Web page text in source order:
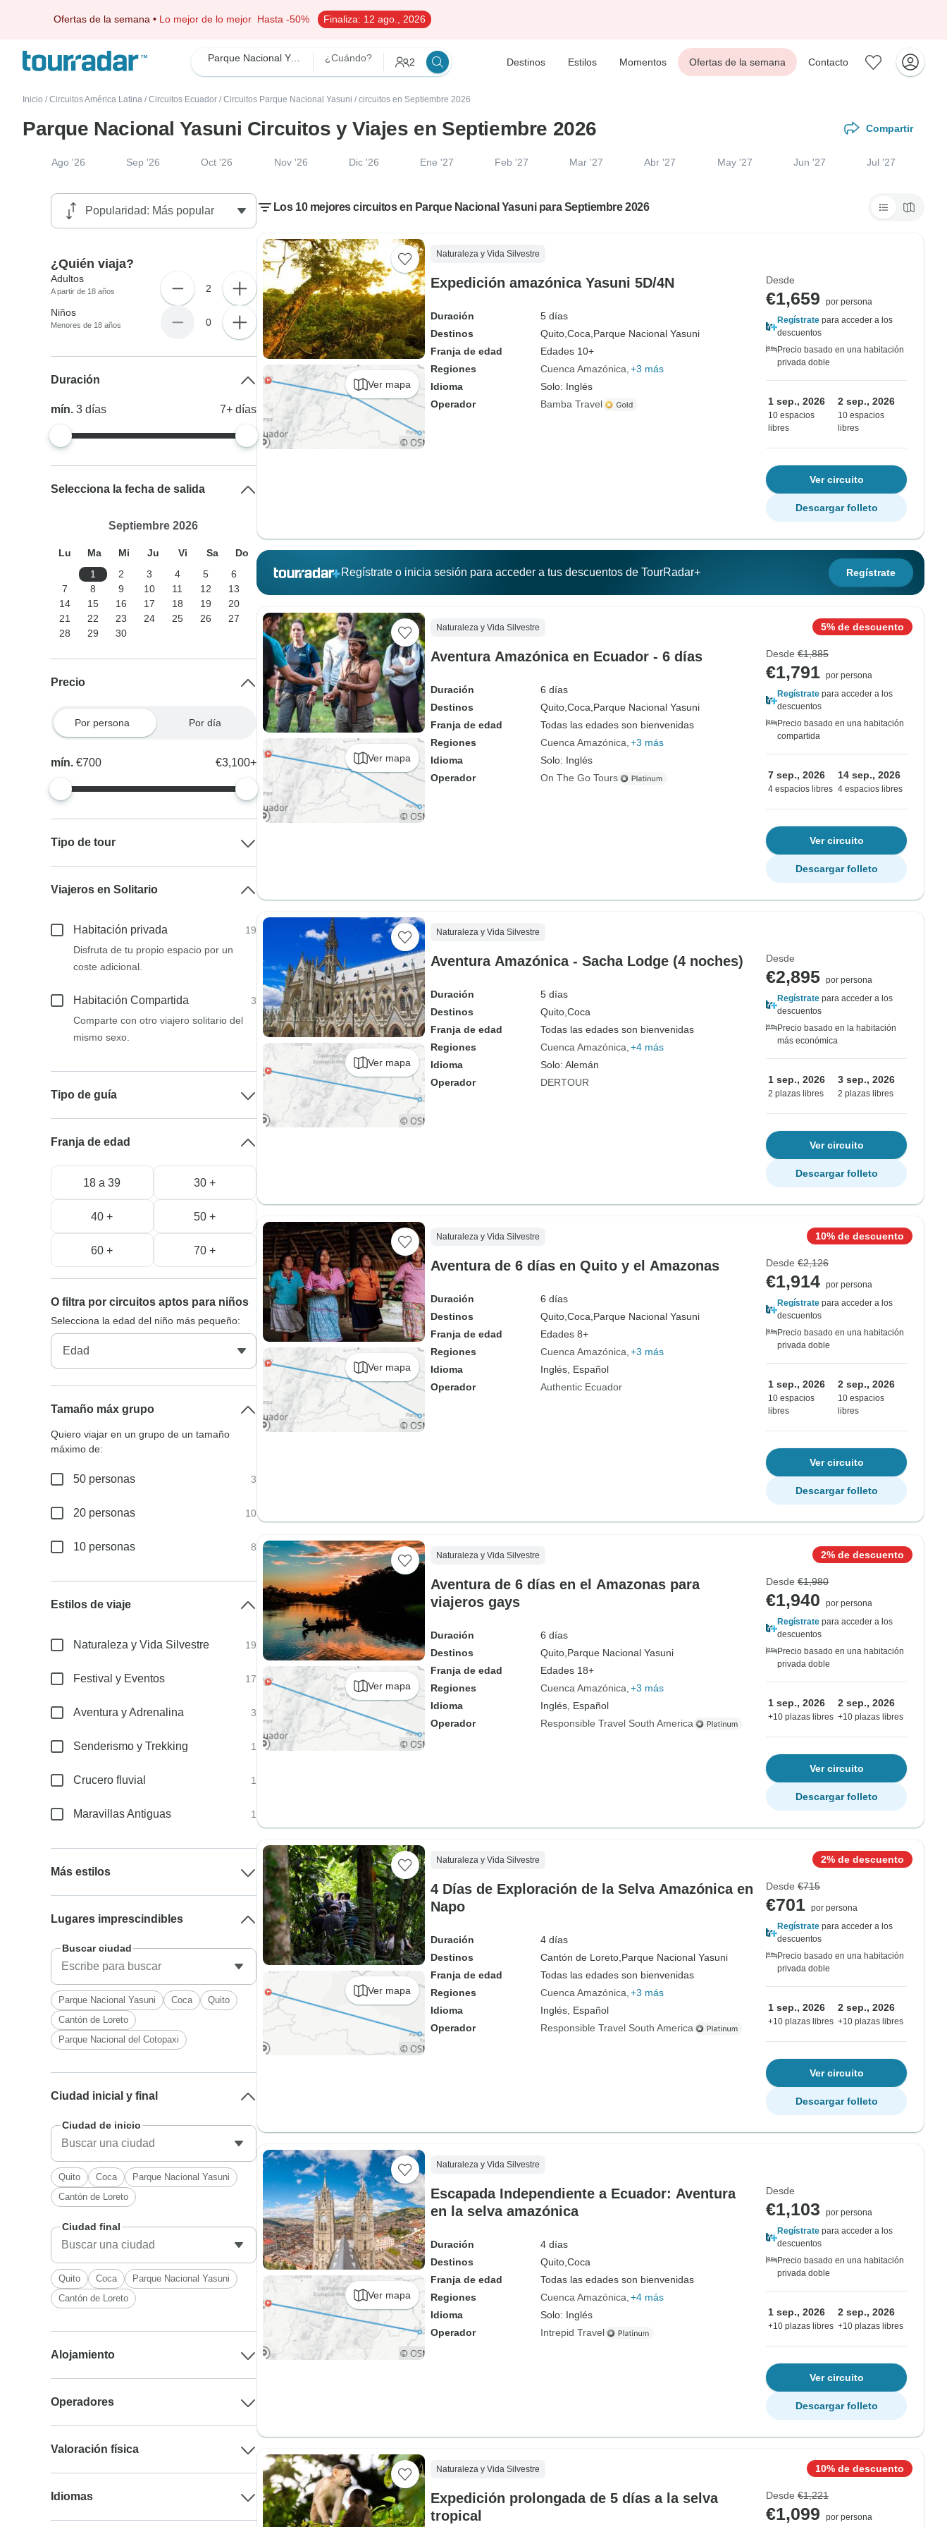
Ofertas de la semana • Lo mejor de lo mejor Hasta -50% Finaliza: 12 ago., 2026
Parque Nacional Yasuni ¿Cuándo? 2 Destinos Estilos Momentos Ofertas de la semana Contacto
Inicio / Circuitos América Latina / Circuitos Ecuador / Circuitos Parque Nacional Yasuni / circuitos en Septiembre 2026
Parque Nacional Yasuni Circuitos y Viajes en Septiembre 2026 Compartir
Ago '26 Sep '26 Oct '26 Nov '26 Dic '26 Ene '27 Feb '27 Mar '27 Abr '27 May '27 Jun '27 Jul '27
Los 10 mejores circuitos en Parque Nacional Yasuni para Septiembre 2026
Ver mapa
Naturaleza y Vida Silvestre
Expedición amazónica Yasuni 5D/4N
Duración
5 días
Destinos
Quito, Coca, Parque Nacional Yasuni
Franja de edad
Edades 10+
Regiones
Cuenca Amazónica +3 más
Idioma
Solo: Inglés
Operador
Bamba Travel
Desde
€1,659
por persona
Regístrate para acceder a los
descuentos
Precio basado en una habitación
privada doble
1 sep., 2026
10 espacios
libres
2 sep., 2026
10 espacios
libres
Ver circuito
Descargar folleto
Regístrate o inicia sesión para acceder a tus descuentos de TourRadar+ Regístrate
Ver mapa
Naturaleza y Vida Silvestre
Aventura Amazónica en Ecuador - 6 días
Duración
6 días
Destinos
Quito, Coca, Parque Nacional Yasuni
Franja de edad
Todas las edades son bienvenidas
Regiones
Cuenca Amazónica +3 más
Idioma
Solo: Inglés
Operador
On The Go Tours
5% de descuento
Desde €1,885
€1,791 por persona
Regístrate para acceder a los
descuentos
Precio basado en una habitación
compartida
7 sep., 2026
4 espacios libres
14 sep., 2026
4 espacios libres
Ver circuito
Descargar folleto
Ver mapa
Naturaleza y Vida Silvestre
Aventura Amazónica - Sacha Lodge (4 noches)
Duración
5 días
Destinos
Quito, Coca
Franja de edad
Todas las edades son bienvenidas
Regiones
Cuenca Amazónica +4 más
Idioma
Solo: Alemán
Operador
DERTOUR
Desde
€2,895 por persona
Regístrate para acceder a los
descuentos
Precio basado en la habitación
más económica
1 sep., 2026
2 plazas libres
3 sep., 2026
2 plazas libres
Ver circuito
Descargar folleto
Ver mapa
Naturaleza y Vida Silvestre
Aventura de 6 días en Quito y el Amazonas
Duración
6 días
Destinos
Quito, Coca, Parque Nacional Yasuni
Franja de edad
Edades 8+
Regiones
Cuenca Amazónica +3 más
Idioma
Inglés, Español
Operador
Authentic Ecuador
10% de descuento
Desde €2,126
€1,914 por persona
Regístrate para acceder a los
descuentos
Precio basado en una habitación
privada doble
1 sep., 2026
10 espacios
libres
2 sep., 2026
10 espacios
libres
Ver circuito
Descargar folleto
Ver mapa
Naturaleza y Vida Silvestre
Aventura de 6 días en el Amazonas para
viajeros gays
Duración
6 días
Destinos
Quito, Parque Nacional Yasuni
Franja de edad
Edades 18+
Regiones
Cuenca Amazónica +3 más
Idioma
Inglés, Español
Operador
Responsible Travel South America
2% de descuento
Desde €1,980
€1,940
por persona
Regístrate para acceder a los
descuentos
Precio basado en una habitación
privada doble
1 sep., 2026
+10 plazas libres
2 sep., 2026
+10 plazas libres
Ver circuito
Descargar folleto
Ver mapa
Naturaleza y Vida Silvestre
4 Días de Exploración de la Selva Amazónica en
Napo
Duración
4 días
Destinos
Cantón de Loreto, Parque Nacional Yasuni
Franja de edad
Todas las edades son bienvenidas
Regiones
Cuenca Amazónica +3 más
Idioma
Inglés, Español
Operador
Responsible Travel South America
2% de descuento
Desde €715
€701 por persona
Regístrate para acceder a los
descuentos
Precio basado en una habitación
privada doble
1 sep., 2026
+10 plazas libres
2 sep., 2026
+10 plazas libres
Ver circuito
Descargar folleto
Ver mapa
Naturaleza y Vida Silvestre
Escapada Independiente a Ecuador: Aventura
en la selva amazónica
Duración
4 días
Destinos
Quito, Coca
Franja de edad
Todas las edades son bienvenidas
Regiones
Cuenca Amazónica +4 más
Idioma
Solo: Inglés
Operador
Intrepid Travel
Desde
€1,103
por persona
Regístrate para acceder a los
descuentos
Precio basado en una habitación
privada doble
1 sep., 2026
+10 plazas libres
2 sep., 2026
+10 plazas libres
Ver circuito
Descargar folleto
Naturaleza y Vida Silvestre
Expedición prolongada de 5 días a la selva
tropical
10% de descuento
Desde €1,221
€1,099 por persona
¿Quién viaja?
Adultos
A partir de 18 años 2
Niños
Menores de 18 años 0
Duración
mín.3días 7+ días
Selecciona la fecha de salida
Septiembre 2026
Lu Ma Mi Ju Vi Sa
Do
1
2 3 4 5
6
7
8 9 10 11 12
13
14
15 16 17 18 19
20
21
22 23 24 25 26
27
28
29 30
Precio
Por persona Por día
mín.€700 €3,100+
Tipo de tour
Viajeros en Solitario
Habitación privada
19
Disfruta de tu propio espacio por un
coste adicional.
Habitación Compartida
3
Comparte con otro viajero solitario del
mismo sexo.
Tipo de guía
Franja de edad
18 a 39 30 +
40 + 50 +
60 + 70 +
O filtra por circuitos aptos para niños
Selecciona la edad del niño más pequeño:
Tamaño máx grupo
Quiero viajar en un grupo de un tamaño
máximo de:
50 personas 3
20 personas 10
10 personas 8
Estilos de viaje
Naturaleza y Vida Silvestre 19
Festival y Eventos 17
Aventura y Adrenalina 3
Senderismo y Trekking 1
Crucero fluvial 1
Maravillas Antiguas 1
Más estilos
Lugares imprescindibles
Buscar ciudad
Parque Nacional Yasuni Coca
Quito
Cantón de Loreto
Parque Nacional del Cotopaxi
Ciudad inicial y final
Ciudad de inicio
Quito Coca
Parque Nacional Yasuni
Cantón de Loreto
Ciudad final
Quito Coca
Parque Nacional Yasuni
Cantón de Loreto
Alojamiento
Operadores
Valoración física
Idiomas